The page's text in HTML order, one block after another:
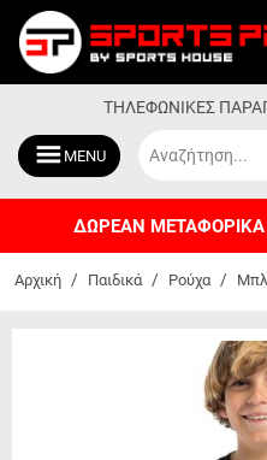
ΤΗΛΕΦΩΝΙΚΕΣ
MENU
ΔΩΡΕΑΝ ΜΕΤΑΦΟΡΙΚΑ
Αρχική / Παιδικά / Ρούχα /